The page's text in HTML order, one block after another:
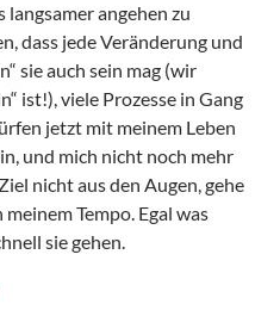
langsamer angehen zu
dass jede Veränderung und
sie auch sein mag (wir
ist!), viele Prozesse in Gang
jetzt mit meinem Leben
und mich nicht noch mehr
nicht aus den Augen, gehe
Tempo. Egal was
sie gehen.